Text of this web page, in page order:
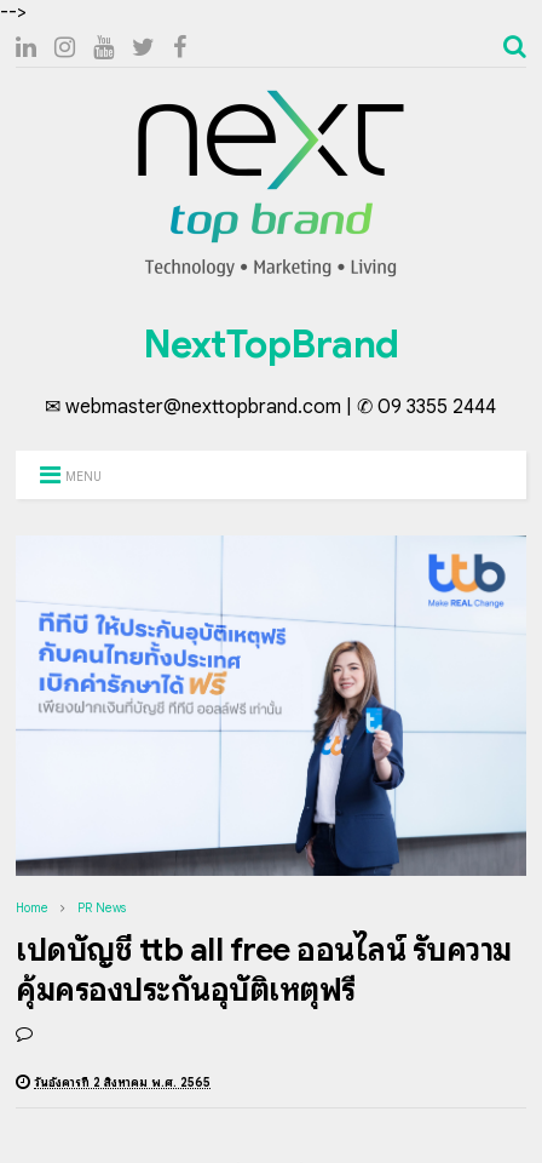
-->
NextTopBrand
✉ webmaster@nexttopbrand.com | ✆ 09 3355 2444
MENU
Home PR News
เปิดบัญชี ttb all free ออนไลน์ รับความ
คุ้มครองประกันอุบัติเหตุฟรี
วันอังคารที่ 2 สิงหาคม พ.ศ. 2565